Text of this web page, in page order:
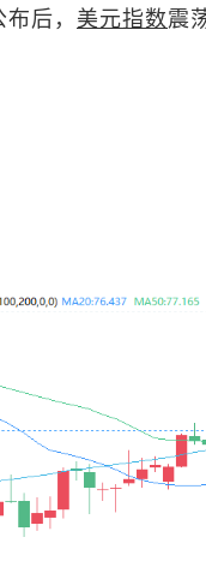
后， 美元指数震